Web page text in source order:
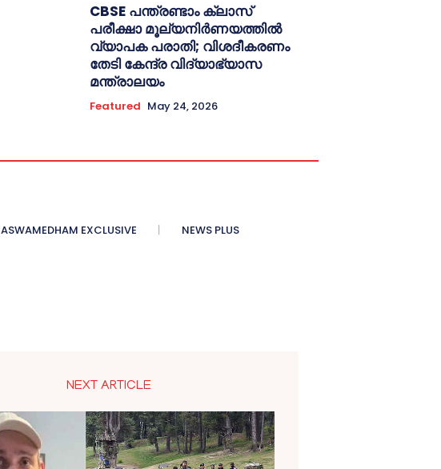
CBSE പന്ത്രണ്ടാം ക്ലാസ്
പരീക്ഷാ മൂല്യനിർണയത്തിൽ
വ്യാപക പരാതി; വിശദീകരണം
തേടി കേന്ദ്ര വിദ്യാഭ്യാസ
മന്ത്രാലയം
Featured May 24, 2026
ASWAMEDHAM EXCLUSIVE NEWS PLUS
NEXT ARTICLE